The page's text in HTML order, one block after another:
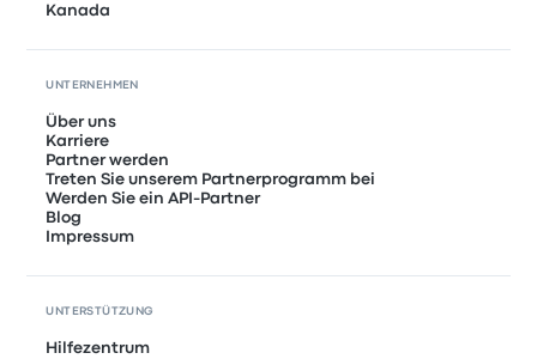
Kanada
UNTERNEHMEN
Über uns
Karriere
Partner werden
Treten Sie unserem Partnerprogramm bei
Werden Sie ein API-Partner
Blog
Impressum
UNTERSTÜTZUNG
Hilfezentrum